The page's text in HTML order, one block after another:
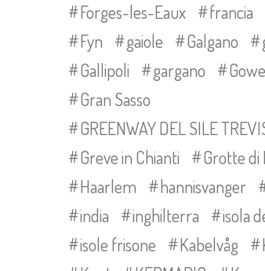
Forges-les-Eaux
francia
Fyn
gaiole Galgano
Gallipoli
gargano
Gran Sasso
GREENWAY DEL SILE
Greve in Chianti
Grotte di
Haarlem
hannisvanger
india
inghilterra
isola
isole frisone
Kabelvåg